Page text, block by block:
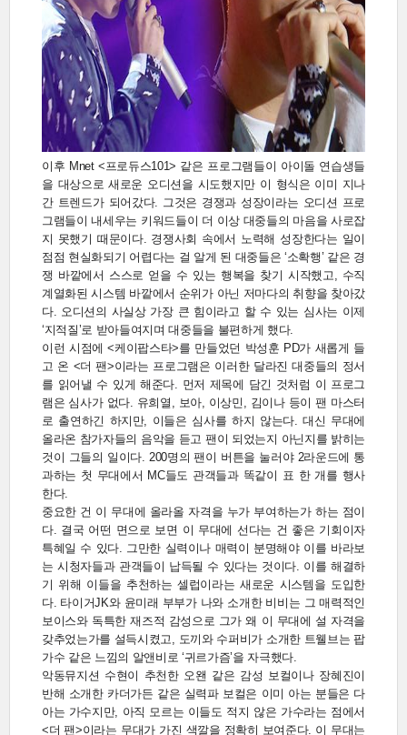
이후 Mnet <프로듀스101> 같은 프로그램들이 아이돌 연습생들
을 대상으로 새로운 오디션을 시도했지만 이 형식은 이미 지나
간 트렌드가 되어갔다. 그것은 경쟁과 성장이라는 오디션 프로
그램들이 내세우는 키워드들이 더 이상 대중들의 마음을 사로잡
지 못했기 때문이다. 경쟁사회 속에서 노력해 성장한다는 일이
점점 현실화되기 어렵다는 걸 알게 된 대중들은 ‘소확행’ 같은 경
쟁 바깥에서 스스로 얻을 수 있는 행복을 찾기 시작했고, 수직
계열화된 시스템 바깥에서 순위가 아닌 저마다의 취향을 찾아갔
다. 오디션의 사실상 가장 큰 힘이라고 할 수 있는 심사는 이제
‘지적질’로 받아들여지며 대중들을 불편하게 했다.
이런 시점에 <케이팝스타>를 만들었던 박성훈 PD가 새롭게 들
고 온 <더 팬>이라는 프로그램은 이러한 달라진 대중들의 정서
를 읽어낼 수 있게 해준다. 먼저 제목에 담긴 것처럼 이 프로그
램은 심사가 없다. 유희열, 보아, 이상민, 김이나 등이 팬 마스터
로 출연하긴 하지만, 이들은 심사를 하지 않는다. 대신 무대에
올라온 참가자들의 음악을 듣고 팬이 되었는지 아닌지를 밝히는
것이 그들의 일이다. 200명의 팬이 버튼을 눌러야 2라운드에 통
과하는 첫 무대에서 MC들도 관객들과 똑같이 표 한 개를 행사
한다.
중요한 건 이 무대에 올라올 자격을 누가 부여하는가 하는 점이
다. 결국 어떤 면으로 보면 이 무대에 선다는 건 좋은 기회이자
특혜일 수 있다. 그만한 실력이나 매력이 분명해야 이를 바라보
는 시청자들과 관객들이 납득될 수 있다는 것이다. 이를 해결하
기 위해 이들을 추천하는 셀럽이라는 새로운 시스템을 도입한
다. 타이거JK와 윤미래 부부가 나와 소개한 비비는 그 매력적인
보이스와 독특한 재즈적 감성으로 그가 왜 이 무대에 설 자격을
갖추었는가를 설득시켰고, 도끼와 수퍼비가 소개한 트웰브는 팝
가수 같은 느낌의 알앤비로 ‘귀르가즘’을 자극했다.
악동뮤지션 수현이 추천한 오왠 같은 감성 보컬이나 장혜진이
반해 소개한 카더가든 같은 실력파 보컬은 이미 아는 분들은 다
아는 가수지만, 아직 모르는 이들도 적지 않은 가수라는 점에서
<더 팬>이라는 무대가 가진 색깔을 정확히 보여준다. 이 무대는